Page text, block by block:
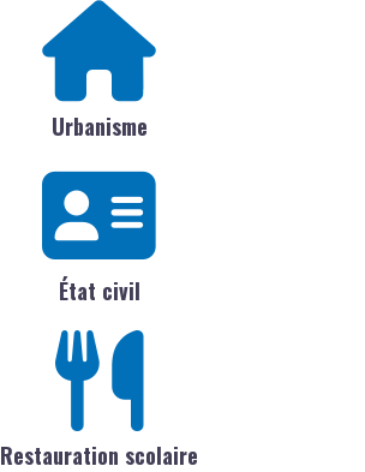
Urbanisme
État civil
Restauration scolaire